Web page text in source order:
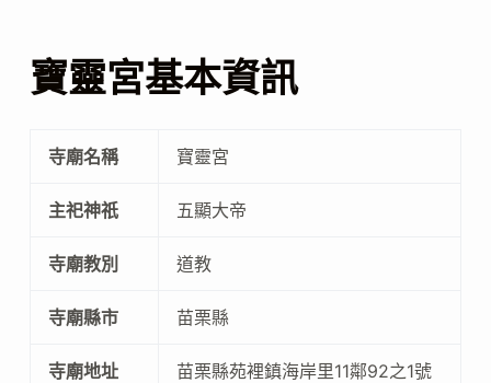
寶靈宮基本資訊
寺廟名稱 寶靈宮
主祀神祇 五顯大帝
寺廟教別 道教
寺廟縣市 苗栗縣
寺廟地址 苗栗縣苑裡鎮海岸里11鄰92之1號